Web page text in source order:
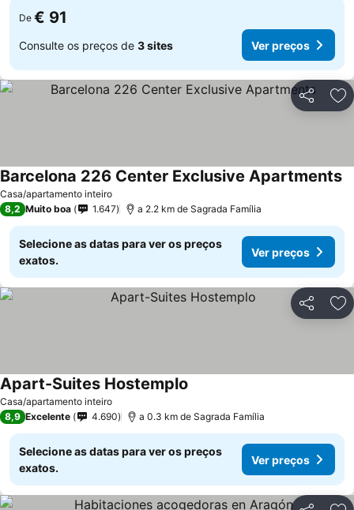
De € 91
Consulte os preços de 3 sites Ver preços
Partilhar
Casa/apartamento inteiro
Barcelona 226 Center Exclusive Apartments
8,2 Muito boa 1.647 a 2.2 km de Sagrada Família
Selecione as datas para ver os preços
exatos.
Ver preços
Partilhar
Casa/apartamento inteiro
Apart-Suites Hostemplo
8,9 Excelente 4.690 a 0.3 km de Sagrada Família
Selecione as datas para ver os preços
exatos.
Ver preços